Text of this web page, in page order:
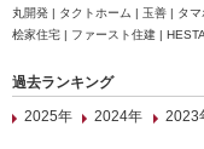
丸開発 | タクトホーム | 玉善 | タ
桧家住宅 | ファースト住建 |
過去ランキング
2025年
2024年 2023